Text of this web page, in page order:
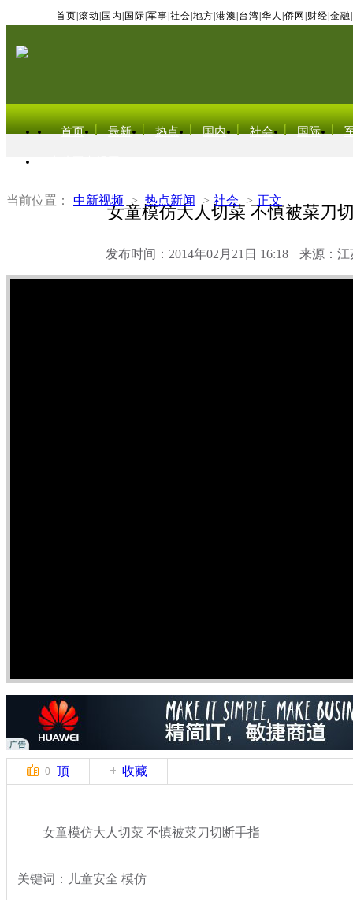
首页 滚动 国内 国际 军事 社会 地方 港澳 台湾 华人 侨网 财经 金融
首页 最新 热点 国内 社会 国际
当前位置： 中新视频 > 热点新闻 > 社会 > 正文
女童模仿大人切菜 不慎被菜刀
发布时间：2014年02月21日 16:18 来源：江
0 顶 收藏
女童模仿大人切菜 不慎被菜刀切断手指
关键词：儿童安全 模仿